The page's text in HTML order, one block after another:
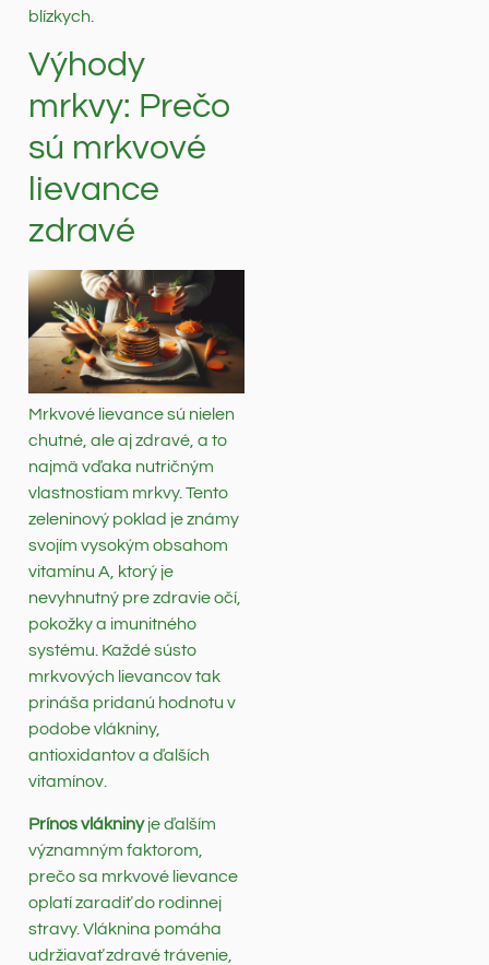
blízkych.
Výhody
mrkvy: Prečo
sú mrkvové
lievance
zdravé
Mrkvové lievance sú nielen
chutné, ale aj zdravé, a to
najmä vďaka nutričným
vlastnostiam mrkvy. Tento
zeleninový poklad je známy
svojím vysokým obsahom
vitamínu A, ktorý je
nevyhnutný pre zdravie očí,
pokožky a imunitného
systému. Každé sústo
mrkvových lievancov tak
prináša pridanú hodnotu v
podobe vlákniny,
antioxidantov a ďalších
vitamínov.
Prínos vlákninyje ďalším
významným faktorom,
prečo sa mrkvové lievance
oplatí zaradiť do rodinnej
stravy. Vláknina pomáha
udržiavať zdravé trávenie,